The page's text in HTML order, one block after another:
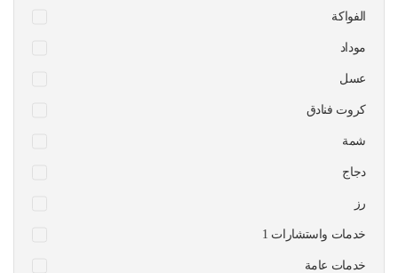
الفواكة
موداد
عسل
كروت فنادق
شمة
دجاج
رز
1 خدمات واستشارات
خدمات عامة